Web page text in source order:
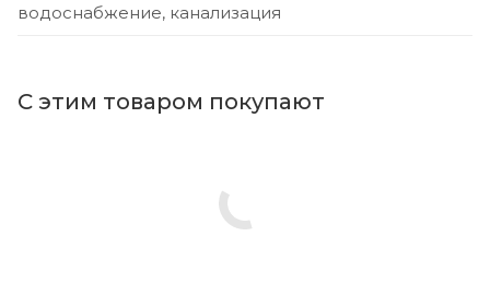
водоснабжение, канализация
С этим товаром покупают